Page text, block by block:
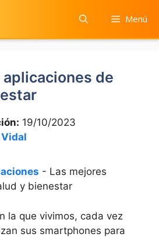
Menú
aplicaciones de
19/10/2023
- Las mejores
y bienestar
la que vivimos, cada vez
sus smartphones para